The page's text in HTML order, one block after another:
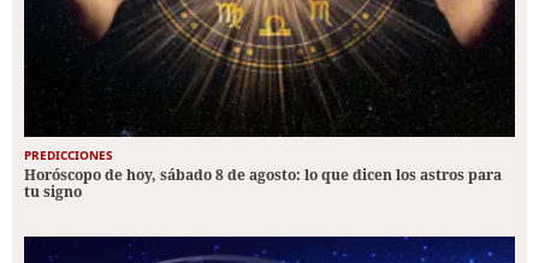
PREDICCIONES
Horóscopo de hoy, sábado 8 de agosto: lo que dicen los astros para
tu signo